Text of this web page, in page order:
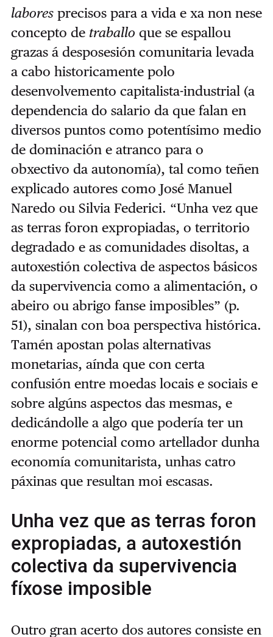
laboresprecisos para a vida e xa non nese
concepto de traballo que se espallou
grazas á desposesión comunitaria levada
a cabo historicamente polo
desenvolvemento capitalista-industrial (a
dependencia do salario da que falan en
diversos puntos como potentísimo medio
de dominación e atranco para o
obxectivo da autonomía), tal como teñen
explicado autores como José Manuel
Naredo ou Silvia Federici. “Unha vez que
as terras foron expropiadas, o territorio
degradado e as comunidades disoltas, a
autoxestión colectiva de aspectos básicos
da supervivencia como a alimentación, o
abeiro ou abrigo fanse imposibles” (p.
51), sinalan con boa perspectiva histórica.
Tamén apostan polas alternativas
monetarias, aínda que con certa
confusión entre moedas locais e sociais e
sobre algúns aspectos das mesmas, e
dedicándolle a algo que podería ter un
enorme potencial como artellador dunha
economía comunitarista, unhas catro
páxinas que resultan moi escasas.
Unha vez que as terras foron
expropiadas, a autoxestión
colectiva da supervivencia
fíxose imposible
Outro gran acerto dos autores consiste en